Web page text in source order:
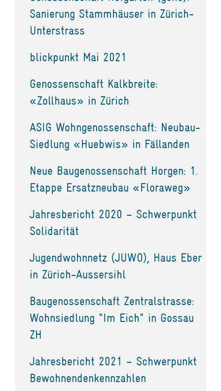
Sanierung Stammhäuser in Zürich-
Unterstrass
blickpunkt Mai 2021
Genossenschaft Kalkbreite:
«Zollhaus» in Zürich
ASIG Wohngenossenschaft: Neubau-
Siedlung «Huebwis» in Fällanden
Neue Baugenossenschaft Horgen: 1.
Etappe Ersatzneubau «Floraweg»
Jahresbericht 2020 – Schwerpunkt
Solidarität
Jugendwohnnetz (JUWO), Haus Eber
in Zürich-Aussersihl
Baugenossenschaft Zentralstrasse:
Wohnsiedlung "Im Eich" in Gossau
ZH
Jahresbericht 2021 – Schwerpunkt
Bewohnendenkennzahlen